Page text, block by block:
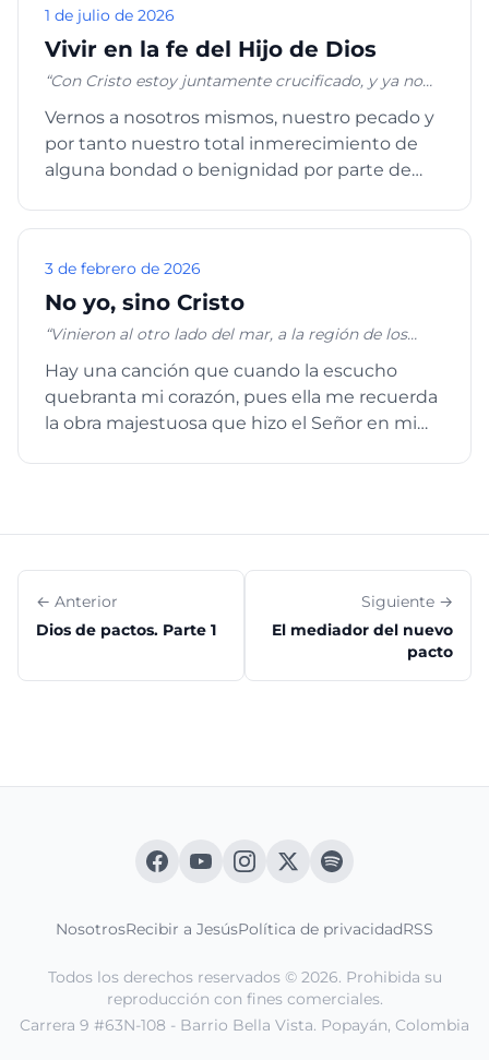
1 de julio de 2026
Vivir en la fe del Hijo de Dios
“Con Cristo estoy juntamente crucificado, y ya no
en la carne, lo vivo en la fe del Hijo de Dios, el cual
me amó y se entregó a sí mismo por mí.” Gálatas
2:20
Vernos a nosotros mismos, nuestro pecado y
por tanto nuestro total inmerecimiento de
alguna bondad o benignidad por parte de
3 de febrero de 2026
No yo, sino Cristo
“Vinieron al otro lado del mar, a la región de los
vino a su encuentro, de los sepulcros, un hombre
con un espíritu inmundo, que tenía su morada en
los sepulcros, y nadie podía atarle, ni aun con
con grillos y cadenas, mas las cadenas habían sido
noche, andaba dando voces en los montes y en los
pues, a Jesús de lejos, corrió, y se arrodilló ante él.”
Marcos 5:1-6
Hay una canción que cuando la escucho
quebranta mi corazón, pues ella me recuerda
la obra majestuosa que hizo el Señor en mi
← Anterior
Dios de pactos. Parte 1
Siguiente →
El mediador del nuevo
pacto
NosotrosRecibir a JesúsPolítica de privacidadRSS
Todos los derechos reservados © 2026. Prohibida su
reproducción con fines comerciales.
Carrera 9 #63N-108 - Barrio Bella Vista. Popayán, Colombia